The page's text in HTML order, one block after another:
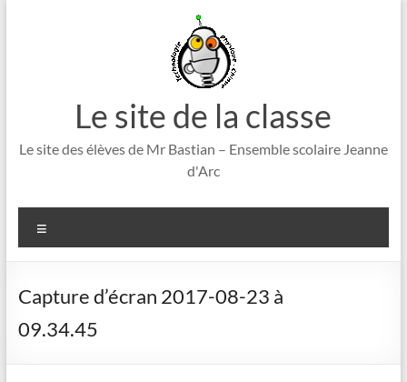
Le site de la classe
Le site des élèves de Mr Bastian – Ensemble scolaire Jeanne
d'Arc
Capture d’écran 2017-08-23 à
09.34.45